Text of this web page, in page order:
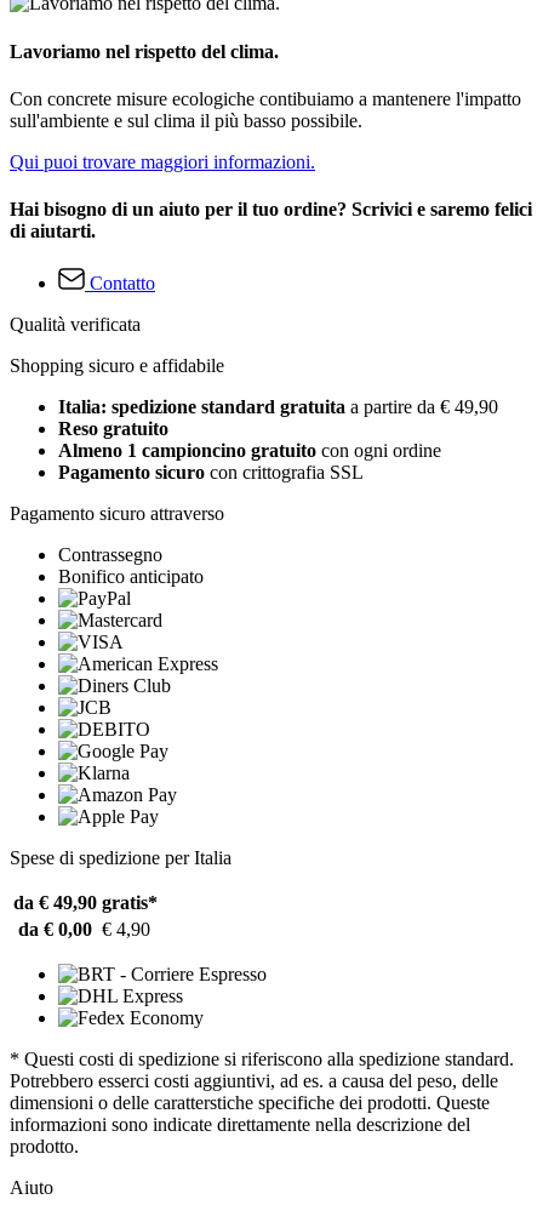
Lavoriamo nel rispetto del clima.
Con concrete misure ecologiche contibuiamo a mantenere l'impatto
sull'ambiente e sul clima il più basso possibile.
Qui puoi trovare maggiori informazioni.
Hai bisogno di un aiuto per il tuo ordine? Scrivici e saremo felici
di aiutarti.
Contatto
Qualità verificata
Shopping sicuro e affidabile
Italia: spedizione standard gratuita a partire da € 49,90
Reso gratuito
Almeno 1 campioncino gratuito con ogni ordine
Pagamento sicuro con crittografia SSL
Pagamento sicuro attraverso
Contrassegno
Bonifico anticipato
Spese di spedizione per Italia
da € 49,90 gratis*
da € 0,00 € 4,90
* Questi costi di spedizione si riferiscono alla spedizione standard.
Potrebbero esserci costi aggiuntivi, ad es. a causa del peso, delle
dimensioni o delle caratterstiche specifiche dei prodotti. Queste
informazioni sono indicate direttamente nella descrizione del
prodotto.
Aiuto